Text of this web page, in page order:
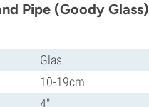
Pipe (Goody Glass)
Glas
10-19cm
4"